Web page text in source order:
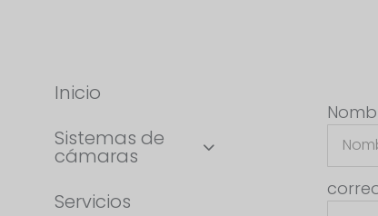
Inicio
Sistemas de
cámaras
Servicios